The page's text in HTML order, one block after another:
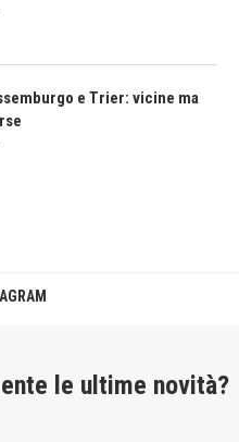
e Trier: vicine ma
le ultime novità?